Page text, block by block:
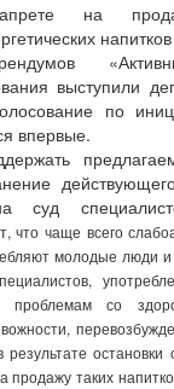
на
выступили
по
впервые.
суд
что чаще всего
молодые люди
проблемам со
остановки
продажу таких